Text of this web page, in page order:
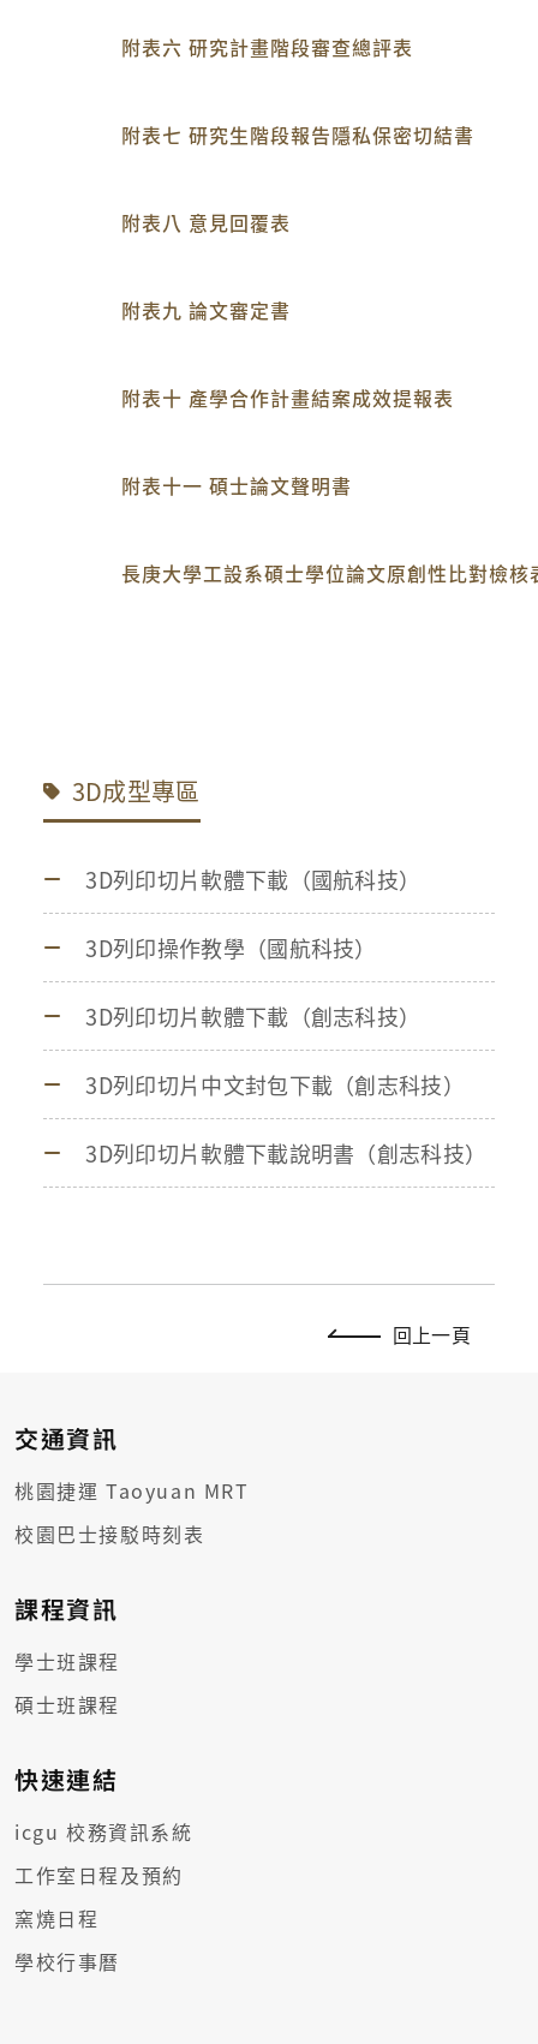
附表六 研究計畫階段審查總評表
附表七 研究生階段報告隱私保密切結書
附表八 意見回覆表
附表九 論文審定書
附表十 產學合作計畫結案成效提報表
附表十一 碩士論文聲明書
長庚大學工設系碩士學位論文原創性比對檢核
3D成型專區
3D列印切片軟體下載（國航科技）
3D列印操作教學（國航科技）
3D列印切片軟體下載（創志科技）
3D列印切片中文封包下載（創志科技）
3D列印切片軟體下載說明書（創志科技）
回上一頁
交通資訊
桃園捷運 Taoyuan MRT
校園巴士接駁時刻表
課程資訊
學士班課程
碩士班課程
快速連結
icgu 校務資訊系統
工作室日程及預約
窯燒日程
學校行事曆